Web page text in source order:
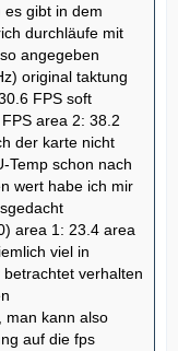
gibt in dem
durchläufe mit
angegeben
original taktung
FPS soft
area 2: 38.2
der karte nicht
Temp schon nach
wert habe ich mir
area 1: 23.4 area
viel in
verhalten
man kann also
auf die fps